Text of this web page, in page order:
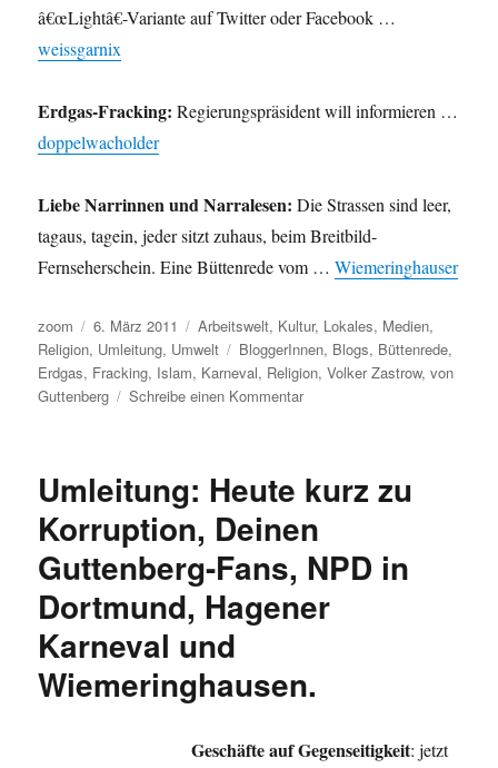
â€œLightâ€-Variante auf Twitter oder Facebook …
weissgarnix
Erdgas-Fracking: Regierungspräsident will informieren …
doppelwacholder
Liebe Narrinnen und Narralesen: Die Strassen sind leer,
tagaus, tagein, jeder sitzt zuhaus, beim Breitbild-
Fernseherschein. Eine Büttenrede vom …Wiemeringhauser
Autor
zoom
Veröffentlicht
am
6. März 2011 Kategorien
Arbeitswelt, Kultur, Lokales, Medien,
Religion, Umleitung, Umwelt Schlagwörter
BloggerInnen, Blogs, Büttenrede,
Erdgas, Fracking, Islam, Karneval, Religion,Volker Zastrow,von
Guttenberg
Schreibe einen Kommentarzu
Demokratie
Arbeitsplatz,
Blogsterben,
Erdgas-
Fracking
Büttenrede.
Umleitung: Heute kurz zu
Korruption, Deinen
Guttenberg-Fans, NPD in
Dortmund, Hagener
Karneval und
Wiemeringhausen.
Geschäfte auf Gegenseitigkeit: jetzt